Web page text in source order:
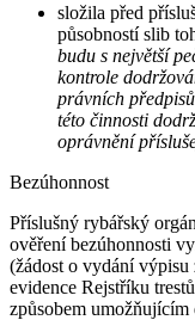
složila před
působností slib
budu s největší
kontrole
právních
této činnosti
oprávnění
Bezúhonnost
Příslušný rybářský
ověření bezúhonnosti
(žádost o vydání výpisu
evidence Rejstříku
způsobem